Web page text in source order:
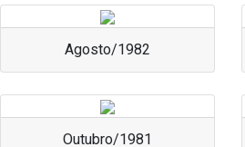
Agosto/1982
Outubro/1981